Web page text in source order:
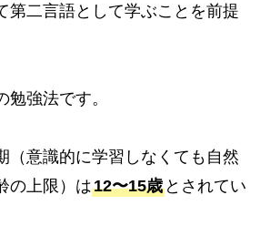
第二言語として学ぶことを前提
強法です。
（意識的に学習しなくても自然
の上限）は12〜15歳とされてい